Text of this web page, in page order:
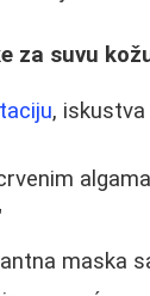
za suvu
,
maska